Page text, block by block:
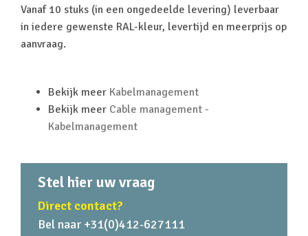
Vanaf 10 stuks (in een ongedeelde levering) leverbaar
in iedere gewenste RAL-kleur, levertijd en meerprijs op
aanvraag.
Bekijk meer Kabelmanagement
Bekijk meer Cable management -
Kabelmanagement
Stel hier uw vraag
Direct contact?
Bel naar +31(0)412-627111